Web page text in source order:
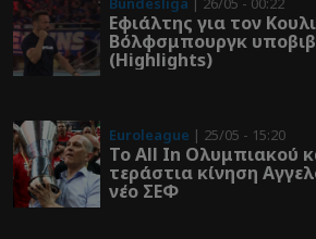
Εφιάλτης για τον
Βόλφσμπουργκ
(Highlights)
Euroleague | 25/05 - 15:20
Το All In Ολυμπιακού
τεράστια κίνηση
νέο ΣΕΦ